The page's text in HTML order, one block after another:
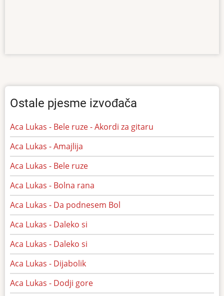
Ostale pjesme izvođača
Aca Lukas - Bele ruze - Akordi za gitaru
Aca Lukas - Amajlija
Aca Lukas - Bele ruze
Aca Lukas - Bolna rana
Aca Lukas - Da podnesem Bol
Aca Lukas - Daleko si
Aca Lukas - Daleko si
Aca Lukas - Dijabolik
Aca Lukas - Dodji gore